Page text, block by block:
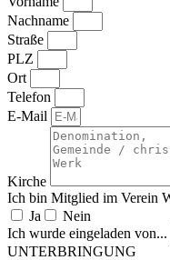
Nachname
Straße
PLZ
Ort
Telefon
E-Mail
Kirche
Ich bin Mitglied im Verein
Ja
Nein
Ich wurde eingeladen von...
UNTERBRINGUNG